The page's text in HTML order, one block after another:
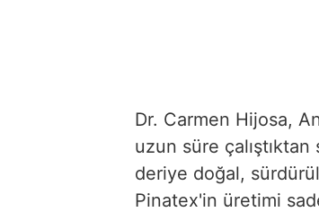
Dr. Carmen Hijosa,
uzun süre
deriye doğal,
Pinatex'in üretimi